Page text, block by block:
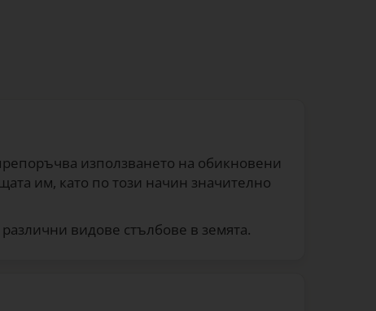
използването на обикновени
им, като по този начин значително
видове стълбове в земята.